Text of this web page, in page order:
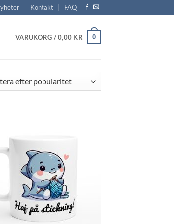
Kontakt FAQ
VARUKORG /0,00 KR 0